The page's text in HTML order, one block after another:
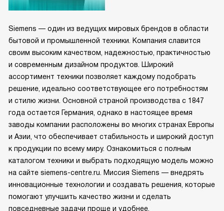
Siemens — один из ведущих мировых брендов в области
бытовой и промышленной техники. Компания славится
своим высоким качеством, надежностью, практичностью
и современным дизайном продуктов. Широкий
ассортимент техники позволяет каждому подобрать
решение, идеально соответствующее его потребностям
и стилю жизни. Основной страной производства с 1847
года остается Германия, однако в настоящее время
заводы компании расположены во многих странах Европы
и Азии, что обеспечивает стабильность и широкий доступ
к продукции по всему миру. Ознакомиться с полным
каталогом техники и выбрать подходящую модель можно
на сайте siemens-centre.ru. Миссия Siemens — внедрять
инновационные технологии и создавать решения, которые
помогают улучшить качество жизни и сделать
повседневные задачи проще и удобнее.